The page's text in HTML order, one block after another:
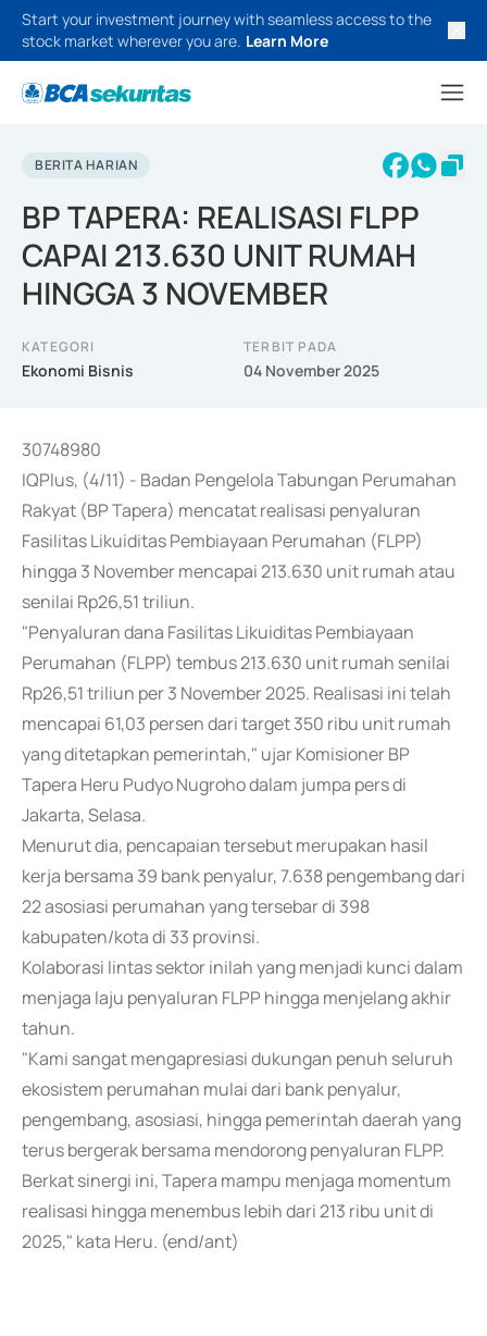
Start your investment journey with seamless access to the
stock market wherever you are. Learn More
BERITA HARIAN
BP TAPERA: REALISASI FLPP
CAPAI 213.630 UNIT RUMAH
HINGGA 3 NOVEMBER
KATEGORI
Ekonomi Bisnis
TERBIT PADA
04 November 2025
30748980
IQPlus, (4/11) - Badan Pengelola Tabungan Perumahan
Rakyat (BP Tapera) mencatat realisasi penyaluran
Fasilitas Likuiditas Pembiayaan Perumahan (FLPP)
hingga 3 November mencapai 213.630 unit rumah atau
senilai Rp26,51 triliun.
"Penyaluran dana Fasilitas Likuiditas Pembiayaan
Perumahan (FLPP) tembus 213.630 unit rumah senilai
Rp26,51 triliun per 3 November 2025. Realisasi ini telah
mencapai 61,03 persen dari target 350 ribu unit rumah
yang ditetapkan pemerintah," ujar Komisioner BP
Tapera Heru Pudyo Nugroho dalam jumpa pers di
Jakarta, Selasa.
Menurut dia, pencapaian tersebut merupakan hasil
kerja bersama 39 bank penyalur, 7.638 pengembang dari
22 asosiasi perumahan yang tersebar di 398
kabupaten/kota di 33 provinsi.
Kolaborasi lintas sektor inilah yang menjadi kunci dalam
menjaga laju penyaluran FLPP hingga menjelang akhir
tahun.
"Kami sangat mengapresiasi dukungan penuh seluruh
ekosistem perumahan mulai dari bank penyalur,
pengembang, asosiasi, hingga pemerintah daerah yang
terus bergerak bersama mendorong penyaluran FLPP.
Berkat sinergi ini, Tapera mampu menjaga momentum
realisasi hingga menembus lebih dari 213 ribu unit di
2025," kata Heru. (end/ant)